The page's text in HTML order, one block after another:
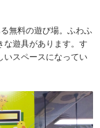
無料の遊び場。ふわふ
な遊具があります。す
いスペースになってい